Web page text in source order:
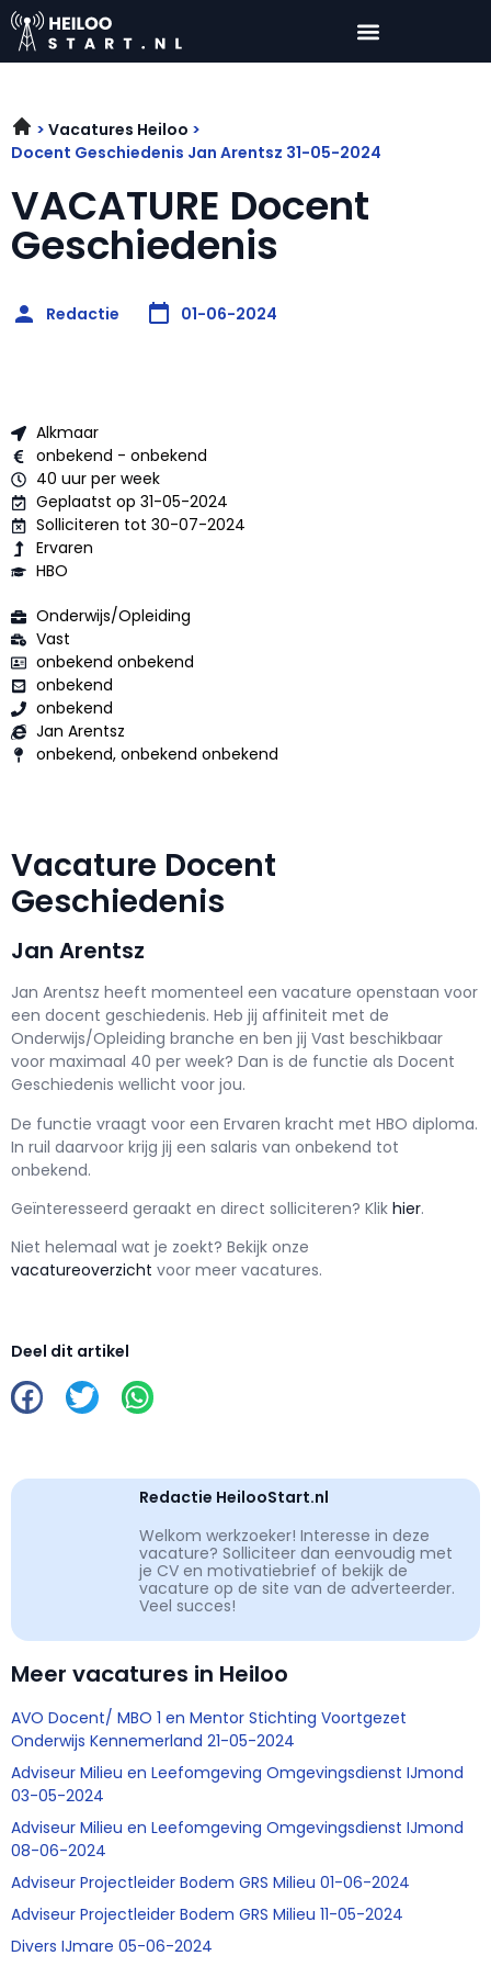
Vacatures Heiloo
Docent Geschiedenis Jan Arentsz 31-05-2024
VACATURE Docent
Geschiedenis
Redactie 01-06-2024
Alkmaar
onbekend - onbekend
40 uur per week
Geplaatst op 31-05-2024
Solliciteren tot 30-07-2024
Ervaren
HBO
Onderwijs/Opleiding
Vast
onbekend onbekend
onbekend
onbekend
Jan Arentsz
onbekend, onbekend onbekend
Vacature Docent
Geschiedenis
Jan Arentsz
Jan Arentsz heeft momenteel een vacature openstaan voor
een docent geschiedenis. Heb jij affiniteit met de
Onderwijs/Opleiding branche en ben jij Vast beschikbaar
voor maximaal 40 per week? Dan is de functie als Docent
Geschiedenis wellicht voor jou.
De functie vraagt voor een Ervaren kracht met HBO diploma.
In ruil daarvoor krijg jij een salaris van onbekend tot
onbekend.
Geïnteresseerd geraakt en direct solliciteren? Klik hier.
Niet helemaal wat je zoekt? Bekijk onze
vacatureoverzicht voor meer vacatures.
Deel dit artikel
Redactie HeilooStart.nl
Welkom werkzoeker! Interesse in deze
vacature? Solliciteer dan eenvoudig met
je CV en motivatiebrief of bekijk de
vacature op de site van de adverteerder.
Veel succes!
Meer vacatures in Heiloo
AVO Docent/ MBO 1 en Mentor Stichting Voortgezet
Onderwijs Kennemerland 21-05-2024
Adviseur Milieu en Leefomgeving Omgevingsdienst IJmond
03-05-2024
Adviseur Milieu en Leefomgeving Omgevingsdienst IJmond
08-06-2024
Adviseur Projectleider Bodem GRS Milieu 01-06-2024
Adviseur Projectleider Bodem GRS Milieu 11-05-2024
Divers IJmare 05-06-2024